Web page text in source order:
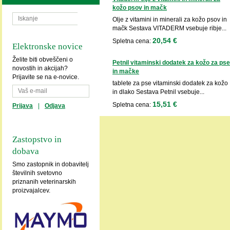
Elektronske novice
Želite biti obveščeni o
novostih in akcijah?
Prijavite se na e-novice.
Prijava Odjava
Zastopstvo in
dobava
Smo zastopnik in dobavitelj
številnih svetovno
priznanih veterinarskih
proizvajalcev.
kožo psov in mačk
Olje z vitamini in minerali za kožo psov in
mačk Sestava VITADERM vsebuje ribje...
Spletna cena: 20,54 €
Petnil vitaminski dodatek za kožo za pse
in mačke
tablete za pse vitaminski dodatek za kožo
in dlako Sestava Petnil vsebuje...
Spletna cena: 15,51 €